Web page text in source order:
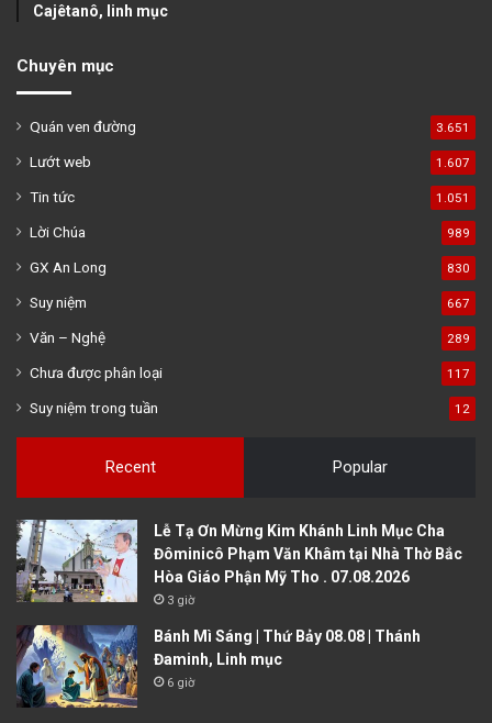
Cajêtanô, linh mục
Chuyên mục
Quán ven đường 3.651
Lướt web 1.607
Tin tức 1.051
Lời Chúa 989
GX An Long 830
Suy niệm 667
Văn – Nghệ 289
Chưa được phân loại 117
Suy niệm trong tuần 12
Recent Popular
Lễ Tạ Ơn Mừng Kim Khánh Linh Mục Cha
Đôminicô Phạm Văn Khâm tại Nhà Thờ Bắc
Hòa Giáo Phận Mỹ Tho . 07.08.2026
3 giờ
Bánh Mì Sáng | Thứ Bảy 08.08 | Thánh
Đaminh, Linh mục
6 giờ